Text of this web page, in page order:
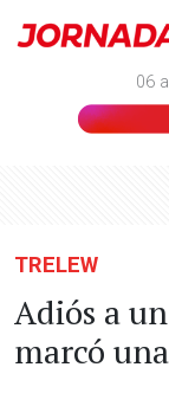
06
TRELEW
Adiós a
marcó